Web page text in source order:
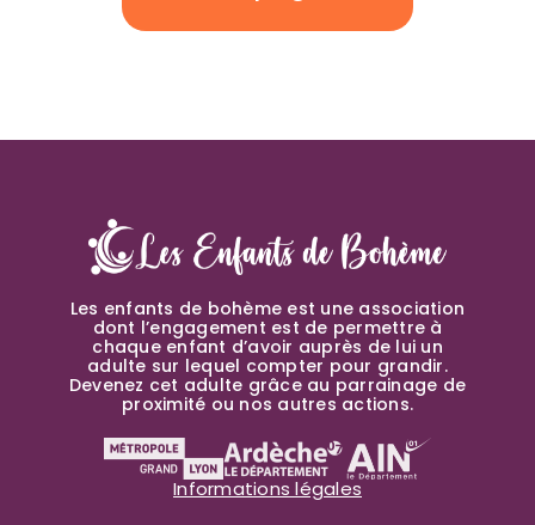
Les enfants de bohème est une association
dont l’engagement est de permettre à
chaque enfant d’avoir auprès de lui un
adulte sur lequel compter pour grandir.
Devenez cet adulte grâce au parrainage de
proximité ou nos autres actions.
Informations légales